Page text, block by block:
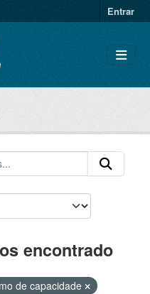
Entrar
encontrado
de capacidade